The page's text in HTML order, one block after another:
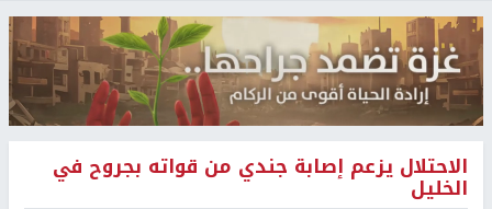
الاحتلال يزعم إصابة جندي من قواته بجروح في
الخليل